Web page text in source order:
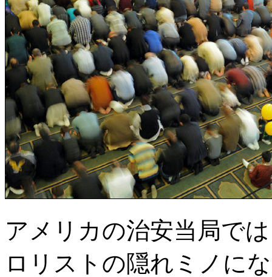
アメリカの治安当局で
ロリストの隠れミノに